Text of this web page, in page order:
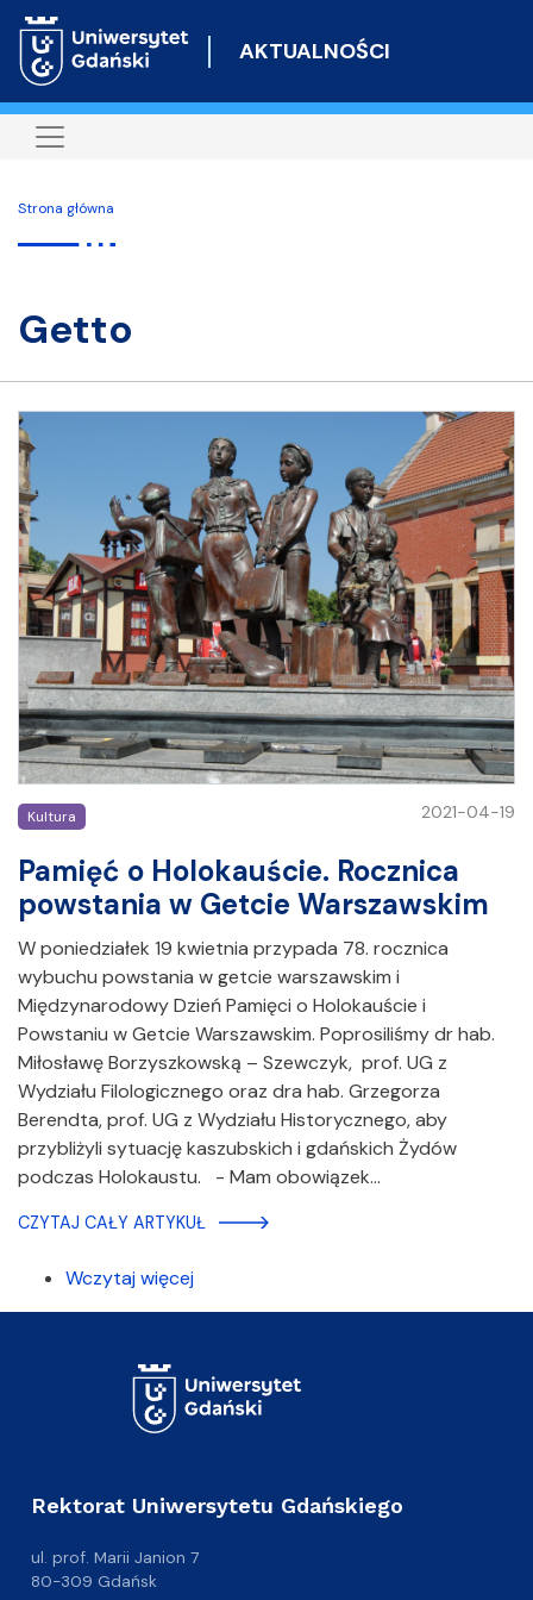
do
AKTUALNOŚCI
Strona główna
getto
Kultura 2021-04-19
Pamięć o Holokauście. Rocznica
powstania w Getcie Warszawskim
W poniedziałek 19 kwietnia przypada 78. rocznica
wybuchu powstania w getcie warszawskim i
Międzynarodowy Dzień Pamięci o Holokauście i
Powstaniu w Getcie Warszawskim. Poprosiliśmy dr hab.
Miłosławę Borzyszkowską – Szewczyk, prof. UG z
Wydziału Filologicznego oraz dra hab. Grzegorza
Berendta, prof. UG z Wydziału Historycznego, aby
przybliżyli sytuację kaszubskich i gdańskich Żydów
podczas Holokaustu. - Mam obowiązek…
CZYTAJ CAŁY ARTYKUŁ
Wczytaj więcej
Rektorat Uniwersytetu Gdańskiego
ul. prof. Marii Janion 7
80-309 Gdańsk